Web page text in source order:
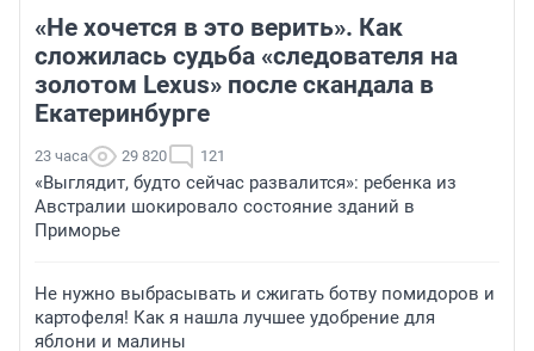
«Не хочется в это верить». Как
сложилась судьба «следователя на
золотом Lexus» после скандала в
Екатеринбурге
23 часа 29 820 121
«Выглядит, будто сейчас развалится»: ребенка из
Австралии шокировало состояние зданий в
Приморье
Не нужно выбрасывать и сжигать ботву помидоров и
картофеля! Как я нашла лучшее удобрение для
яблони и малины